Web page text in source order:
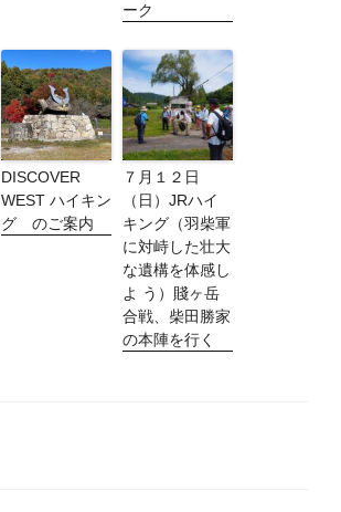
ーク
DISCOVER
WEST ハイキン
グ のご案内
７月１２日
（日）JRハイ
キング（羽柴軍
に対峙した壮大
な遺構を体感し
よ う）賤ヶ岳
合戦、柴田勝家
の本陣を行く